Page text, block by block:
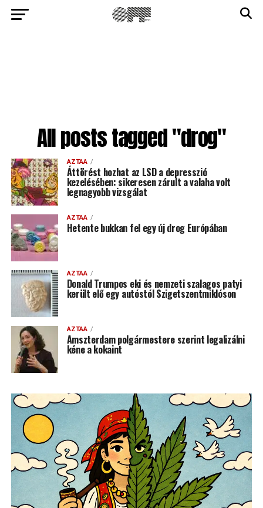
All posts tagged "drog"
AZTAA
Áttörést hozhat az LSD a depresszió
kezelésében: sikeresen zárult a valaha volt
legnagyobb vizsgálat
AZTAA
Hetente bukkan fel egy új drog Európában
AZTAA
Donald Trumpos eki és nemzeti szalagos patyi
került elő egy autóstól Szigetszentmiklóson
AZTAA
Amszterdam polgármestere szerint legalizálni
kéne a kokaint